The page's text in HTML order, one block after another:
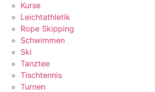
Kurse
Leichtathletik
Rope Skipping
Schwimmen
Ski
Tanztee
Tischtennis
Turnen